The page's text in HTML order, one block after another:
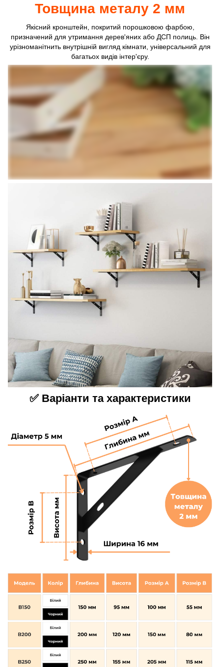
Товщина металу 2 мм
Якісний кронштейн, покритий порошковою фарбою,
призначений для утримання дерев'яних або ДСП полиць. Він
урізноманітнить внутрішній вигляд кімнати, універсальний для
багатьох видів інтер'єру.
✅ Варіанти та характеристики